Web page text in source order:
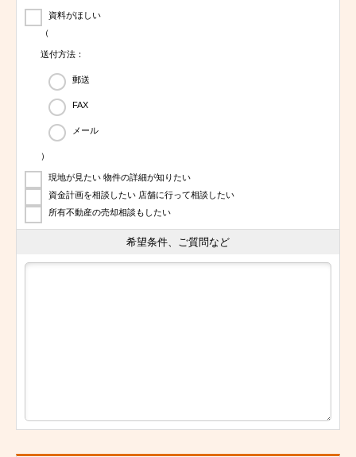
資料がほしい
（
送付方法：
郵送
FAX
メール
）
現地が見たい 物件の詳細が知りたい
資金計画を相談したい 店舗に行って相談したい
所有不動産の売却相談もしたい
希望条件、ご質問など